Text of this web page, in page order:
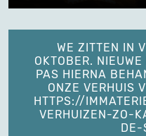
WE ZITTEN IN
OKTOBER.
PAS HIERNA
ONZE VERHUIS
HTTPS://
VERHUIZEN-ZO-
DE-